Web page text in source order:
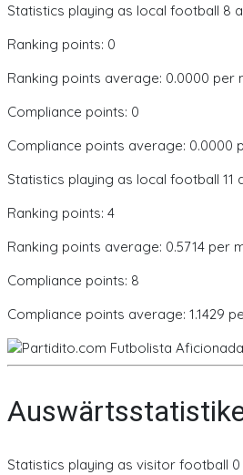
Statistics playing as local football 8
Ranking points: 0
Ranking points average: 0.0000 per
Compliance points: 0
Compliance points average: 0.0000
Statistics playing as local football 11
Ranking points: 4
Ranking points average: 0.5714 per
Compliance points: 8
Compliance points average: 1.1429
Statistics playing as visitor football